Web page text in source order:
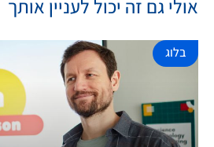
אולי גם זה יכול לעניין אותך
בלוג